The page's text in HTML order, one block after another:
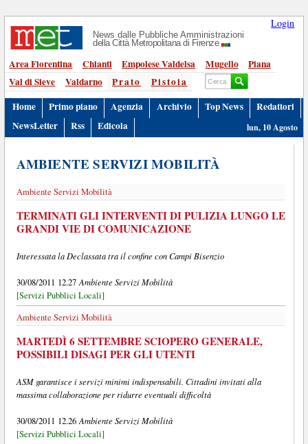
Login
News dalle Pubbliche Amministrazioni
della Città Metropolitana di Firenze
Area Fiorentina Chianti Empolese Valdelsa Mugello
Piana
Val di Sieve
Valdarno Prato
Pistoia
Home
Primo piano Agenzia Archivio Top News
Redattori
NewsLetter
Rss Edicola lun, 10 Agosto
AMBIENTE SERVIZI MOBILITÀ
Ambiente Servizi Mobilità
TERMINATI GLI INTERVENTI DI PULIZIA LUNGO LE
GRANDI VIE DI COMUNICAZIONE
Interessata la Declassata tra il confine con Campi Bisenzio
30/08/2011 12.27Ambiente Servizi Mobilità
[Servizi Pubblici Locali]
Ambiente Servizi Mobilità
MARTEDÌ 6 SETTEMBRE SCIOPERO GENERALE,
POSSIBILI DISAGI PER GLI UTENTI
ASM garantisce i servizi minimi indispensabili. Cittadini invitati alla
massima collaborazione per ridurre eventuali difficoltà
30/08/2011 12.26Ambiente Servizi Mobilità
[Servizi Pubblici Locali]